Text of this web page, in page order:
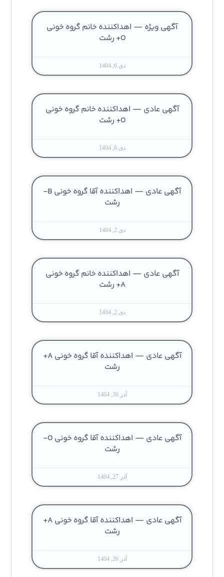
آگهی ویژه — اهداکننده خانم گروه خونی
O+ رشت
دی 6, 1404
آگهی عادی — اهداکننده خانم گروه خونی
O+ رشت
دی 6, 1404
آگهی عادی — اهداکننده آقا گروه خونی B-
رشت
دی 2, 1404
آگهی عادی — اهداکننده خانم گروه خونی
A+ رشت
دی 2, 1404
آگهی عادی — اهداکننده آقا گروه خونی A+
رشت
آذر 30, 1404
آگهی عادی — اهداکننده آقا گروه خونی O-
رشت
آذر 27, 1404
آگهی عادی — اهداکننده آقا گروه خونی A+
رشت
آذر 26, 1404